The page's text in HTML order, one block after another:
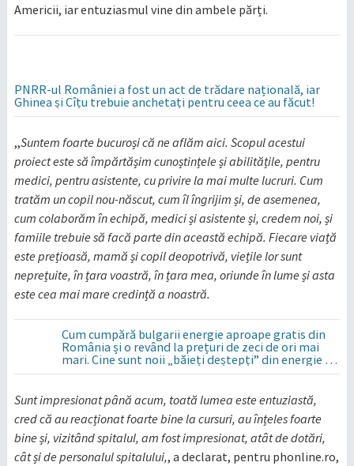
Americii, iar entuziasmul vine din ambele părți.
PNRR-ul României a fost un act de trădare națională, iar
Ghinea și Cîțu trebuie anchetați pentru ceea ce au făcut!
,,Suntem foarte bucuroși că ne aflăm aici. Scopul acestui
proiect este să împărtășim cunoștințele și abilitățile, pentru
medici, pentru asistente, cu privire la mai multe lucruri. Cum
tratăm un copil nou-născut, cum îl îngrijim și, de asemenea,
cum colaborăm în echipă, medici și asistente și, credem noi, și
famiile trebuie să facă parte din această echipă. Fiecare viață
este prețioasă, mamă și copil deopotrivă, viețile lor sunt
neprețuite, în țara voastră, în țara mea, oriunde în lume și asta
este cea mai mare credință a noastră.
Cum cumpără bulgarii energie aproape gratis din
România și o revând la prețuri de zeci de ori mai
mari. Cine sunt noii „băieți deștepți” din energie de
la sud de Dunăre
Sunt impresionat până acum, toată lumea este entuziastă,
cred că au reacționat foarte bine la cursuri, au înțeles foarte
bine și, vizitând spitalul, am fost impresionat, atât de dotări,
cât și de personalul spitalului,, a declarat, pentru phonline.ro,